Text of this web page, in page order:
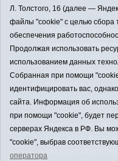
12+
ЗАВОДОУКОВСК
Заводоуковского
Учредитель: АНО
центр
E-mail:
Политика оператора
Регистрационный
14.07.2016г. выдан
Л. Толстого, 16 (далее —
файлы "cookie" с целью сбора
обеспечения
Продолжая использовать
использованием данных
Собранная при помощи
идентифицировать вас,
сайта. Информация об
при помощи "cookie", будет
серверах Яндекса в РФ. Вы
"cookie", выбрав
оператора